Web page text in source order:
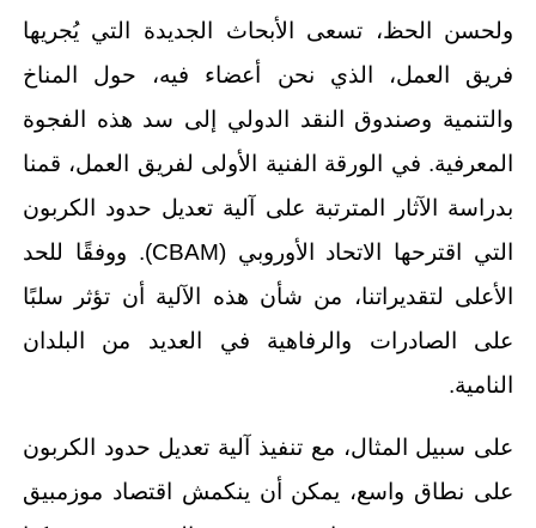
ولحسن الحظ، تسعى الأبحاث الجديدة التي يُجريها
فريق العمل، الذي نحن أعضاء فيه، حول المناخ
والتنمية وصندوق النقد الدولي إلى سد هذه الفجوة
المعرفية. في الورقة الفنية الأولى لفريق العمل، قمنا
بدراسة الآثار المترتبة على آلية تعديل حدود الكربون
التي اقترحها الاتحاد الأوروبي (CBAM). ووفقًا للحد
الأعلى لتقديراتنا، من شأن هذه الآلية أن تؤثر سلبًا
على الصادرات والرفاهية في العديد من البلدان
النامية.
على سبيل المثال، مع تنفيذ آلية تعديل حدود الكربون
على نطاق واسع، يمكن أن ينكمش اقتصاد موزمبيق